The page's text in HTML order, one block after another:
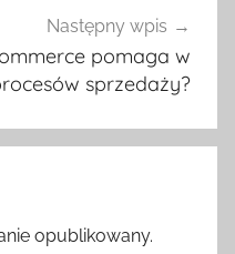
Następny wpis
pomaga w
sprzedaży?
opublikowany.